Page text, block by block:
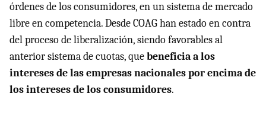
órdenes de los consumidores, en un sistema de mercado
libre en competencia. Desde COAG han estado en contra
del proceso de liberalización, siendo favorables al
anterior sistema de cuotas, quebeneficia a los
intereses de las empresas nacionales por encima de
los intereses de los consumidores.